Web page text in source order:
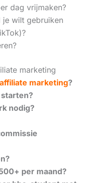
dag vrijmaken?
je wilt gebruiken
marketing
affiliate marketing?
nodig?
per maand?